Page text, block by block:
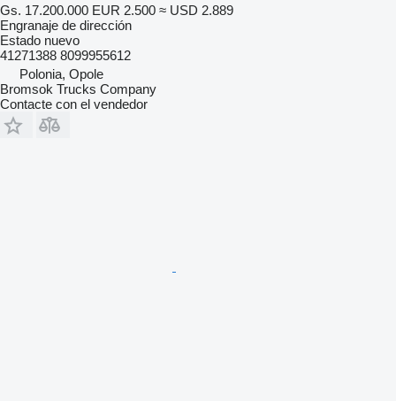
Gs. 17.200.000 EUR 2.500 ≈ USD 2.889
Engranaje de dirección
Estado nuevo
41271388 8099955612
Polonia, Opole
Bromsok Trucks Company
Contacte con el vendedor